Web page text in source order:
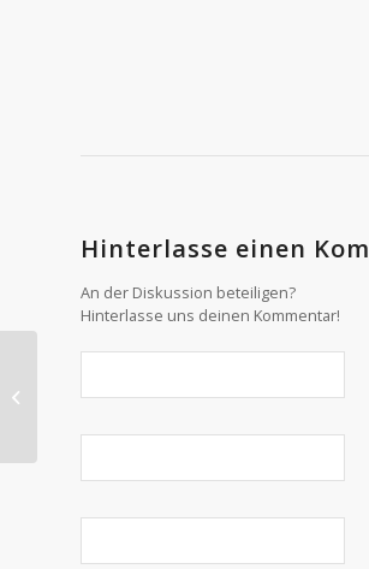
Hinterlasse einen
An der Diskussion beteiligen?
Hinterlasse uns deinen Kommentar!
Lorem ipsum